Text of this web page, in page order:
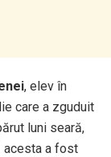
, elev în
care a zguduit
luni seară,
acesta a fost